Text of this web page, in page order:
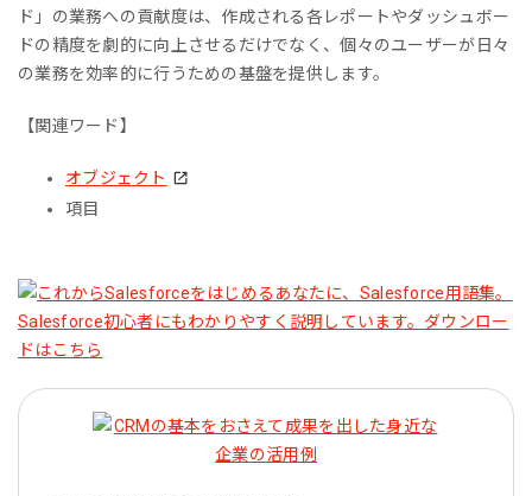
ド」の業務への貢献度は、作成される各レポートやダッシュボー
ドの精度を劇的に向上させるだけでなく、個々のユーザーが日々
の業務を効率的に行うための基盤を提供します。
【関連ワード】
オブジェクト
項目